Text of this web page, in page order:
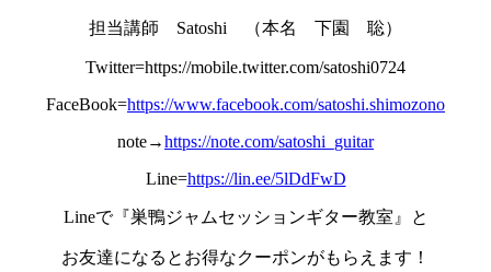
担当講師 Satoshi （本名 下園 聡）
Twitter=https://mobile.twitter.com/satoshi0724
FaceBook=https://www.facebook.com/satoshi.shimozono
note→https://note.com/satoshi_guitar
Line=https://lin.ee/5lDdFwD
Lineで『巣鴨ジャムセッションギター教室』と
お友達になるとお得なクーポンがもらえます！